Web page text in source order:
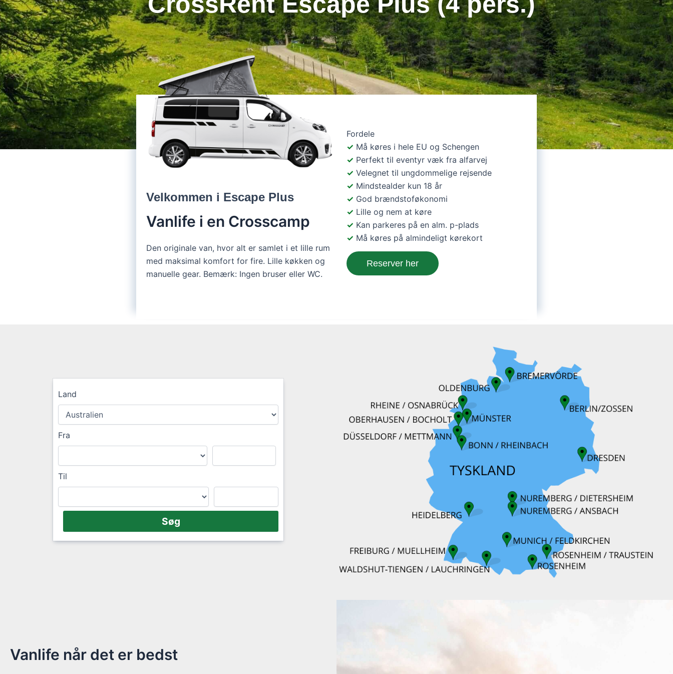
Velkommen i Escape Plus
Vanlife i en Crosscamp
Den originale van, hvor alt er samlet i et lille rum
med maksimal komfort for fire. Lille køkken og
manuelle gear. Bemærk: Ingen bruser eller WC.
Fordele
Må køres i hele EU og Schengen
Perfekt til eventyr væk fra alfarvej
Velegnet til ungdommelige rejsende
Mindstealder kun 18 år
God brændstoføkonomi
Lille og nem at køre
Kan parkeres på en alm. p-plads
Må køres på almindeligt kørekort
Reserver her
Land
Fra
Til
Vanlife når det er bedst